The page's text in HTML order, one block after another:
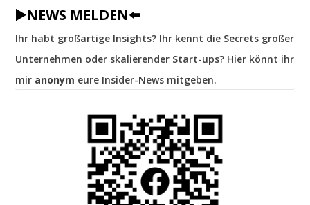
▶️NEWS MELDEN⬅️
Ihr habt großartige Insights? Ihr kennt die Secrets großer
Unternehmen oder skalierender Start-ups? Hier könnt ihr
mir anonym eure Insider-News mitgeben.